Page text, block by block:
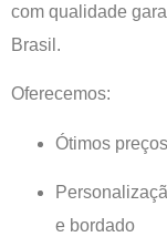
com qualidade
Brasil.
Oferecemos:
Ótimos
e bordado